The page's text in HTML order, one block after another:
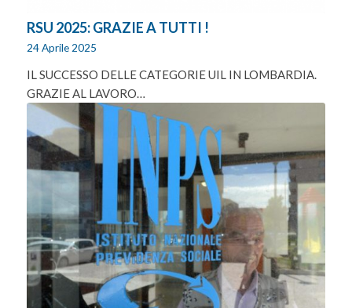
RSU 2025: GRAZIE A TUTTI !
24 Aprile 2025
IL SUCCESSO DELLE CATEGORIE UIL IN LOMBARDIA.
GRAZIE AL LAVORO…